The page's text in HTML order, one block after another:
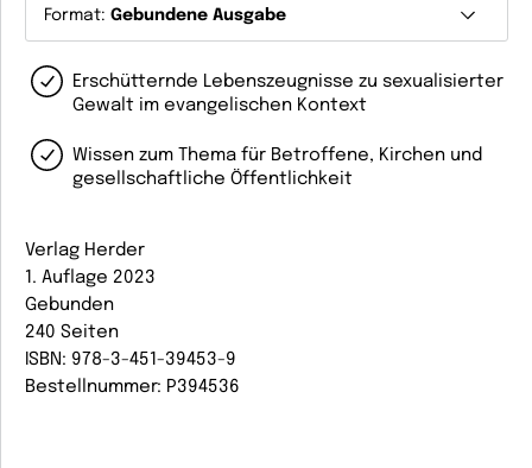
Format: Gebundene Ausgabe
Erschütternde Lebenszeugnisse zu sexualisierter
Gewalt im evangelischen Kontext
Wissen zum Thema für Betroffene, Kirchen und
gesellschaftliche Öffentlichkeit
Verlag Herder
1. Auflage 2023
Gebunden
240 Seiten
ISBN: 978-3-451-39453-9
Bestellnummer: P394536